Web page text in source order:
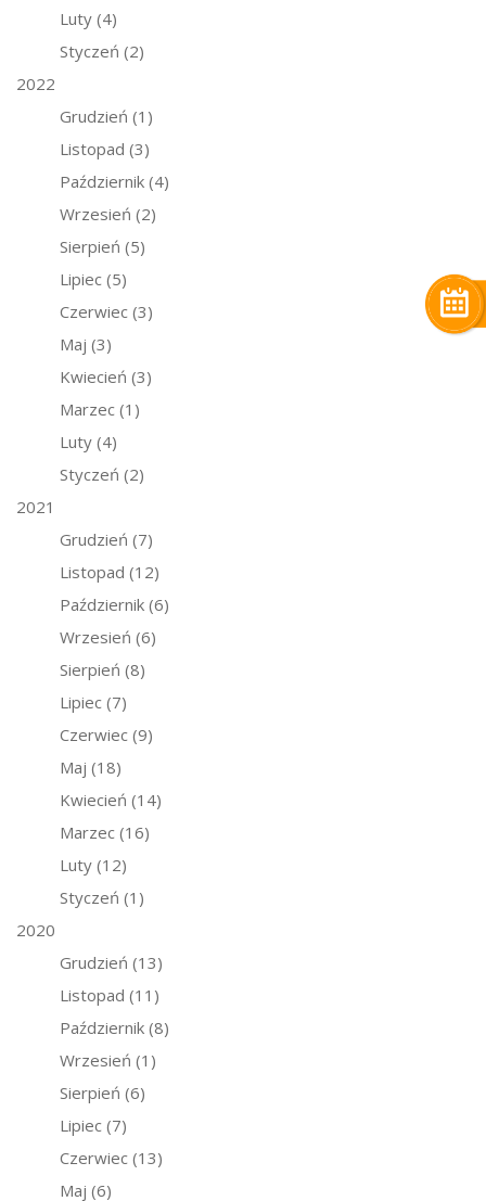
Luty (4)
Styczeń (2)
2022
Grudzień (1)
Listopad (3)
Październik (4)
Wrzesień (2)
Sierpień (5)
Lipiec (5)
Czerwiec (3)
Maj (3)
Kwiecień (3)
Marzec (1)
Luty (4)
Styczeń (2)
2021
Grudzień (7)
Listopad (12)
Październik (6)
Wrzesień (6)
Sierpień (8)
Lipiec (7)
Czerwiec (9)
Maj (18)
Kwiecień (14)
Marzec (16)
Luty (12)
Styczeń (1)
2020
Grudzień (13)
Listopad (11)
Październik (8)
Wrzesień (1)
Sierpień (6)
Lipiec (7)
Czerwiec (13)
Maj (6)